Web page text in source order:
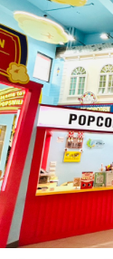
爆
米
花
觀
光
工
廠